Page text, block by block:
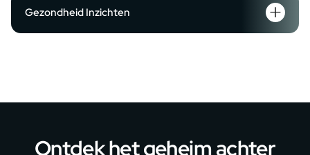
Gezondheid Inzichten
Ontdek het geheim achter